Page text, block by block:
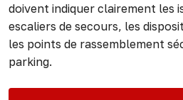
doivent indiquer clairement les
escaliers de secours, les
les points de rassemblement
parking.